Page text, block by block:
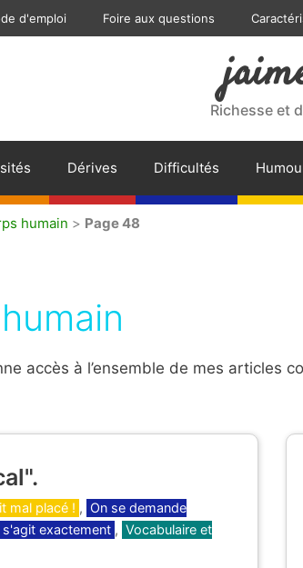
d'emploi Foire aux questions
Richesse et
Dérives Difficultés
humain > Page 48
accès à l’ensemble de mes articles
mal placé ! , On se demande
exactement , Vocabulaire et